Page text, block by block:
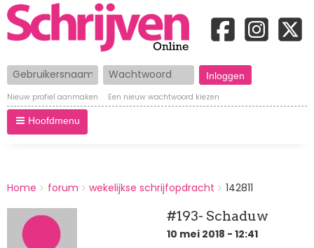
Gebruikersnaam Wachtwoord
Nieuw profiel aanmaken Een nieuw wachtwoord kiezen
Hoofdmenu
BREADCRUMBS
You
here:
Home forum wekelijkse schrijfopdracht 142811
#193- Schaduw
10 mei 2018 - 12:41